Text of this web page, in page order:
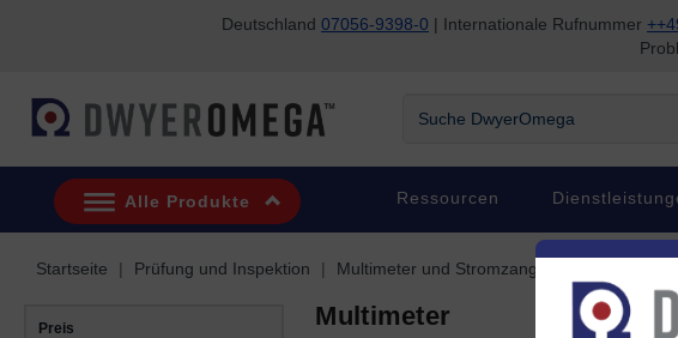
Deutschland 07056-9398-0 | Internationale Rufnummer
Alle Produkte Ressourcen
Startseite Prüfung und Inspektion Multimeter und Stromzangen
Preis Multimeter